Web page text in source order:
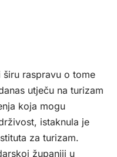
raspravu o tome
utječu na turizam
koja mogu
istaknula je
za turizam.
županiji u